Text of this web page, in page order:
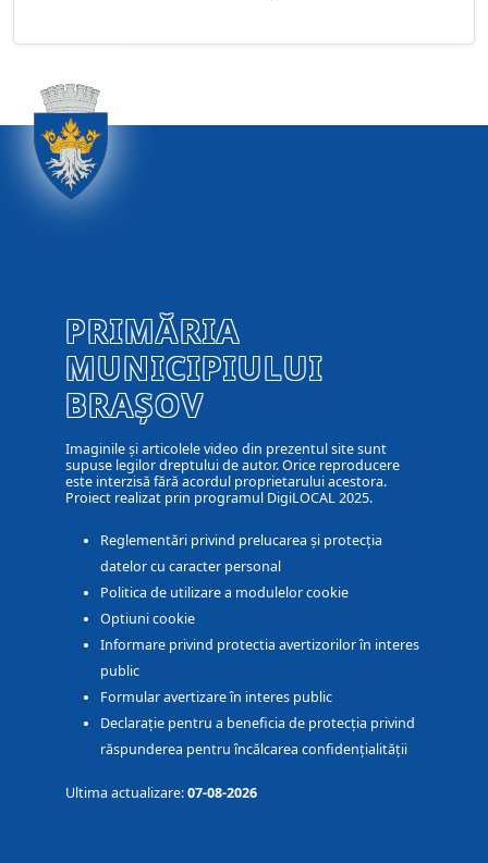
PRIMĂRIA
MUNICIPIULUI
BRAȘOV
Imaginile și articolele video din prezentul site sunt
supuse legilor dreptului de autor. Orice reproducere
este interzisă fără acordul proprietarului acestora.
Proiect realizat prin programul DigiLOCAL 2025.
Reglementări privind prelucarea și protecția
datelor cu caracter personal
Politica de utilizare a modulelor cookie
Optiuni cookie
Informare privind protectia avertizorilor în interes
public
Formular avertizare în interes public
Declarație pentru a beneficia de protecția privind
răspunderea pentru încălcarea confidențialității
Ultima actualizare:07-08-2026